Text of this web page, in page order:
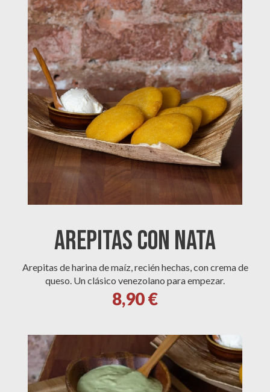
AREPITAS CON NATA
Arepitas de harina de maíz, recién hechas, con crema de
queso. Un clásico venezolano para empezar.
8,90 €